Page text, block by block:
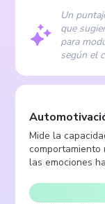
Un
que
para
según el
Mide la
comportamiento
las emociones